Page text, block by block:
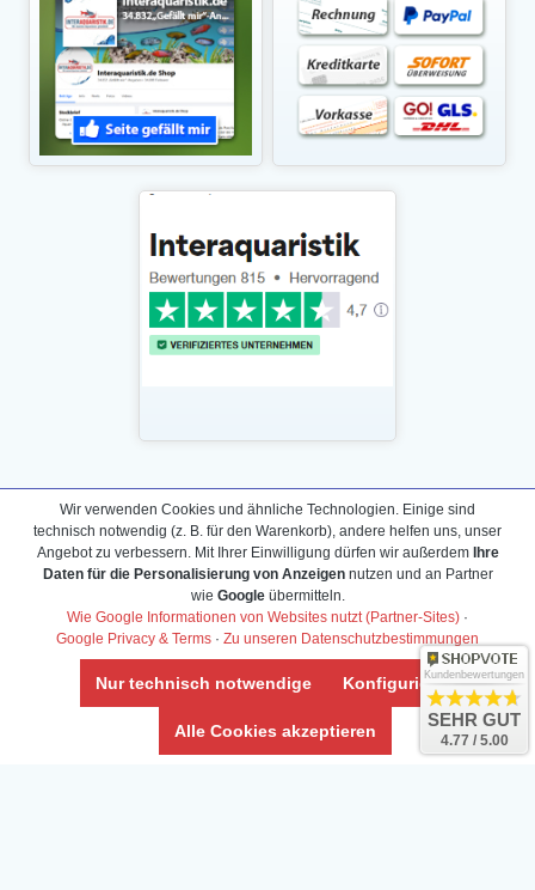
Daten­schutz­erklärung
Widerrufs­recht /Widerrufs­formular
AGB & Info
Impressum
Umwelt und Entsorgung
Vertrag widerrufen
* Alle Preise inkl. ges. MwSt. zzgl. Versandkosten
Zierfische, Garnelen, Krebse, Wasserschnecken (Wirbellose),
Wir verwenden Cookies und ähnliche Technologien. Einige sind
technisch notwendig (z. B. für den Warenkorb), andere helfen uns, unser
Angebot zu verbessern. Mit Ihrer Einwilligung dürfen wir außerdem Ihre
Daten für die Personalisierung von Anzeigennutzen und an Partner
wie Googleübermitteln.
Wie Google Informationen von Websites nutzt (Partner-Sites) ·
Google Privacy & Terms · Zu unseren Datenschutzbestimmungen
Nur technisch notwendige Konfigurieren
Alle Cookies akzeptieren
Kundenbewertungen
SEHR GUT
4.77 / 5.00